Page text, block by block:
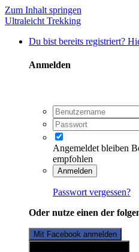
Zum Inhalt springen
Ultraleicht Trekking
Du bist bereits registriert?
Anmelden
Angemeldet bleiben
empfohlen
Anmelden
Passwort vergessen?
Oder nutze einen der
Mit Facebook anmelden